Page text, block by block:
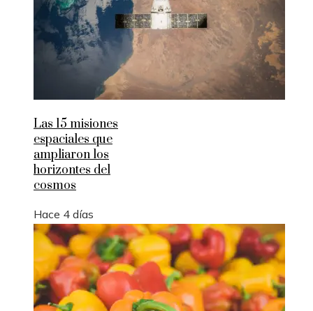
Las 15 misiones
espaciales que
ampliaron los
horizontes del
cosmos
Hace 4 días